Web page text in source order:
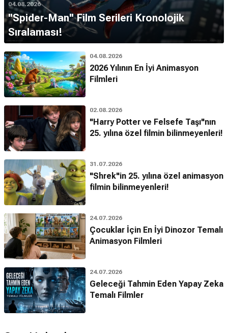
04.08.2026
''Spider-Man'' Film Serileri Kronolojik
Sıralaması!
04.08.2026
2026 Yılının En İyi Animasyon
Filmleri
02.08.2026
"Harry Potter ve Felsefe Taşı"nın
25. yılına özel filmin bilinmeyenleri!
31.07.2026
"Shrek"in 25. yılına özel animasyon
filmin bilinmeyenleri!
24.07.2026
Çocuklar İçin En İyi Dinozor Temalı
Animasyon Filmleri
24.07.2026
Geleceği Tahmin Eden Yapay Zeka
Temalı Filmler